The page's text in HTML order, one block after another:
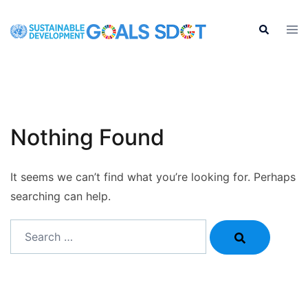
Search
Nothing Found
It seems we can’t find what you’re looking for. Perhaps
searching can help.